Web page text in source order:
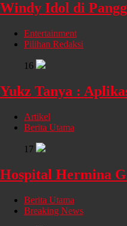
Windy Idol di
Entertainment
Pilihan Redaksi
16
Yukz Tanya :
Artikel
Berita Utama
17
Hospital Hermina
Berita Utama
Breaking News